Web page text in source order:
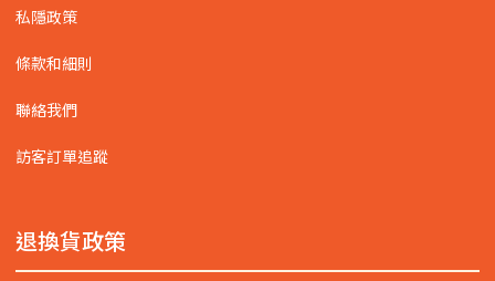
私隱政策
條款和細則
聯絡我們
訪客訂單追蹤
退換貨政策